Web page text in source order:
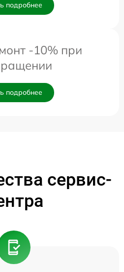
подробнее
-10% при
подробнее
сервис-